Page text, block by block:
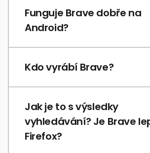
Funguje Brave dobře na
Android?
Kdo vyrábí Brave?
Jak je to s výsledky
vyhledávání? Je Brave
Firefox?